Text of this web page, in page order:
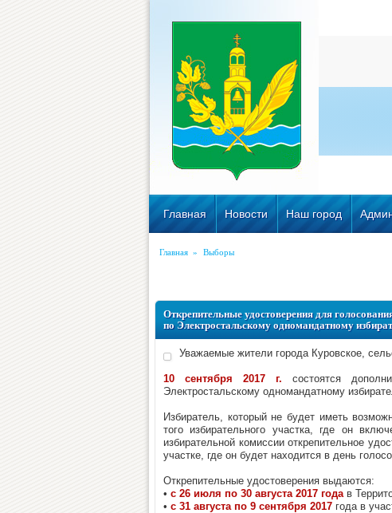
Главная Новости Наш город
Главная » Выборы
Открепительные удостоверения для
по Электростальскому одномандатному
Уважаемые жители города Куровское,
10 сентября 2017 г. состоятся
Электростальскому одномандатному
Избиратель, который не будет иметь
того избирательного участка, где он
избирательной комиссии открепительное
участке, где он будет находится в день
Открепительные удостоверения выдаются:
• с 26 июля по 30 августа 2017 годав
• с 31 августа по 9 сентября 2017 года в